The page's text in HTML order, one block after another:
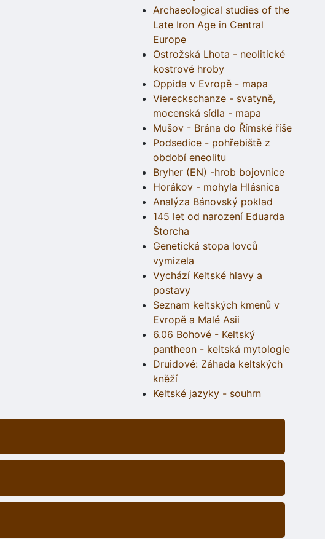
Archaeological studies of the
Late Iron Age in Central
Europe
Ostrožská Lhota - neolitické
kostrové hroby
Oppida v Evropě - mapa
Viereckschanze - svatyně,
mocenská sídla - mapa
Mušov - Brána do Římské říše
Podsedice - pohřebiště z
období eneolitu
Bryher (EN) -hrob bojovnice
Horákov - mohyla Hlásnica
Analýza Bánovský poklad
145 let od narození Eduarda
Štorcha
Genetická stopa lovců
vymizela
Vychází Keltské hlavy a
postavy
Seznam keltských kmenů v
Evropě a Malé Asii
6.06 Bohové - Keltský
pantheon - keltská mytologie
Druidové: Záhada keltských
kněží
Keltské jazyky - souhrn